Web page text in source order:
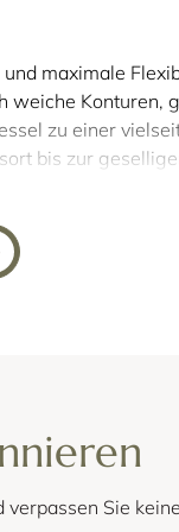
maximale
Konturen,
zu einer
bis zur
90x120 cm)
und Liegegefühl
Sie keine